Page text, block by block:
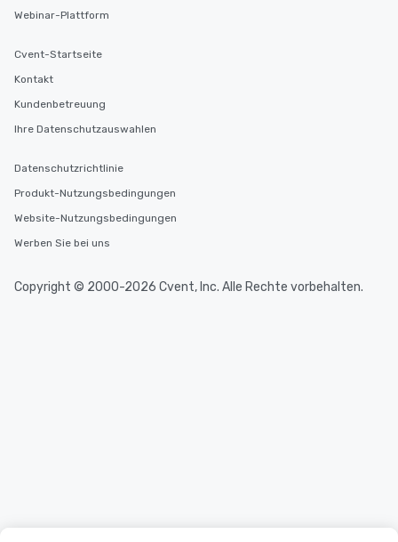
Webinar-Plattform
Cvent-Startseite
Kontakt
Kundenbetreuung
Ihre Datenschutzauswahlen
Datenschutzrichtlinie
Produkt-Nutzungsbedingungen
Website-Nutzungsbedingungen
Werben Sie bei uns
Copyright © 2000-2026 Cvent, Inc. Alle Rechte vorbehalten.